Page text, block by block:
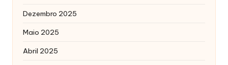
Dezembro 2025
Maio 2025
Abril 2025